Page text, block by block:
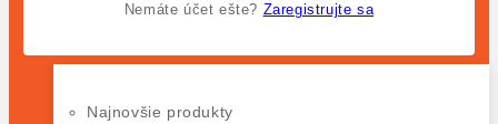
Najnovšie produkty
Nemáte účet ešte? Zaregistrujte sa